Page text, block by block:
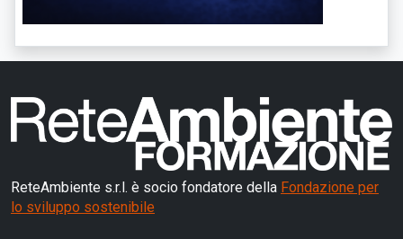
ReteAmbiente s.r.l. è socio fondatore della Fondazione per
lo sviluppo sostenibile